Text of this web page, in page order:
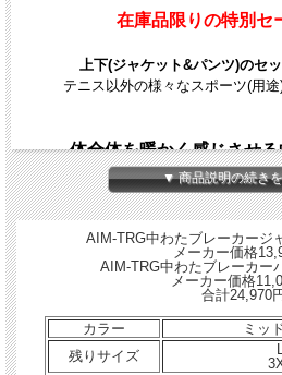
在庫品限りの特別セ
上下(ジャケット&パンツ)のセ
テニス以外の様々なスポーツ(用
体全体を暖かく感じさせ
保温性素材を使用しており、衣服内の温かさ
追求したタフタ素
AIM-TRG（エイムトレーニング）の中わたブ
の象徴的なグラフィックとして、部活生（アス
た「CJ LINE（シージェーライン）」及び、コ
ート）の志をサポートする「BREAK
えて、高みを目指す）」のメッセ
「背中を温め、全身を暖かく。」吸湿発熱素材
配置することで、体全体を暖かく感じ
主素材の50%以上にリサイクル素材を採
▼ 商品説明の続き
AIM-TRG中わたブレーカージ
メーカー価格
AIM-TRG中わたブレーカー
メーカー価格
合計24,970
カラー
ミッ
残りサイズ